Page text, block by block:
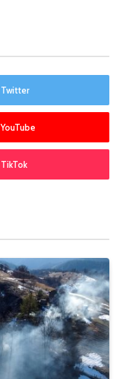
Twitter
YouTube
TikTok